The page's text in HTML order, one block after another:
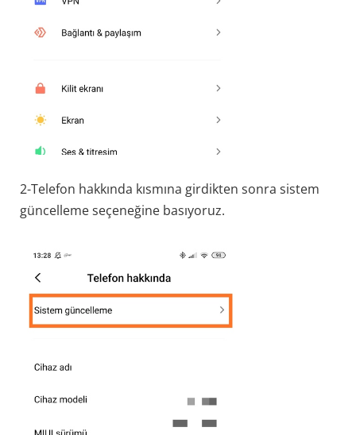
2-Telefon hakkında kısmına girdikten sonra sistem
güncelleme seçeneğine basıyoruz.